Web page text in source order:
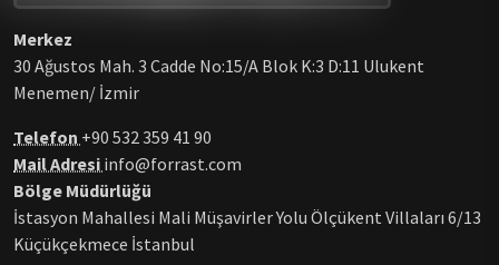
Merkez
30 Ağustos Mah. 3 Cadde No:15/A Blok K:3 D:11 Ulukent
Menemen/ İzmir
Telefon +90 532 359 41 90
Mail Adresi info@forrast.com
Bölge Müdürlüğü
İstasyon Mahallesi Mali Müşavirler Yolu Ölçükent Villaları 6/13
Küçükçekmece İstanbul